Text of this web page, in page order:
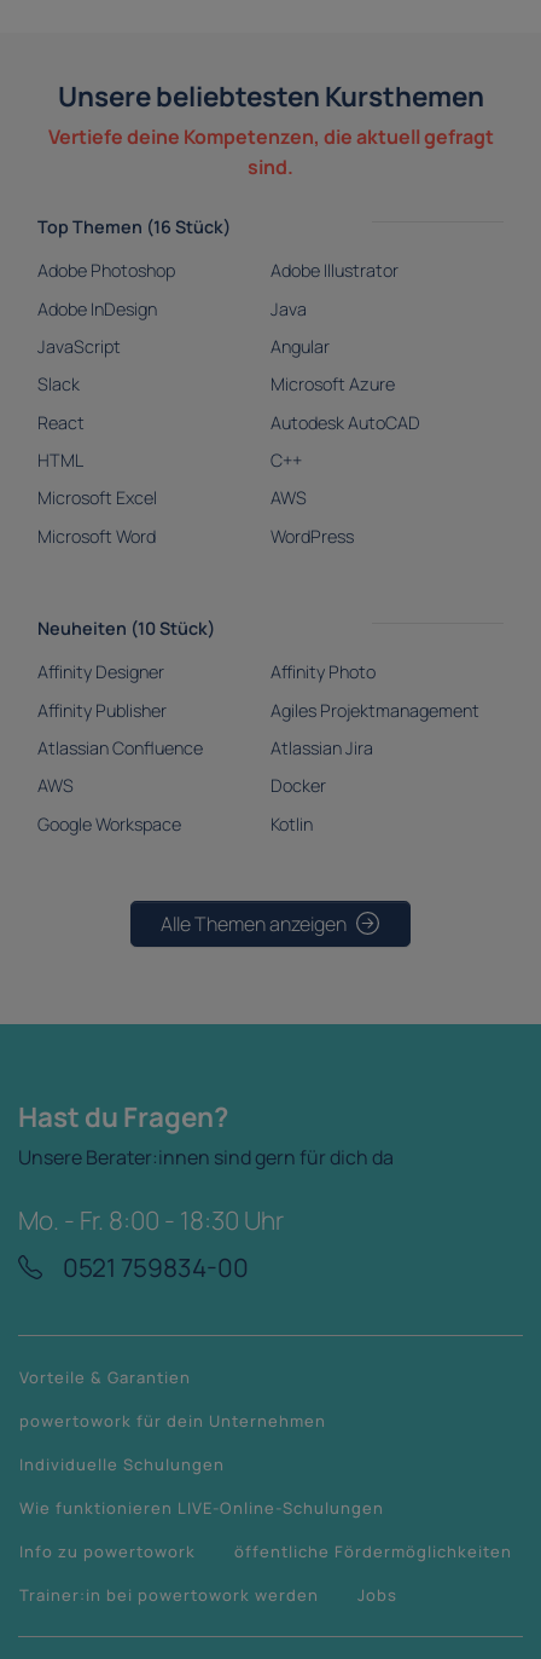
Unsere beliebtesten Kursthemen
Vertiefe deine Kompetenzen, die aktuell gefragt
sind.
Top Themen (16 Stück)
Adobe Photoshop
Adobe Illustrator
Adobe InDesign
Java
JavaScript
Angular
Slack
Microsoft Azure
React
Autodesk AutoCAD
HTML
C++
Microsoft Excel
AWS
Microsoft Word
WordPress
Neuheiten (10 Stück)
Affinity Designer
Affinity Photo
Affinity Publisher
Agiles Projektmanagement
Atlassian Confluence
Atlassian Jira
AWS
Docker
Google Workspace
Kotlin
Alle Themen anzeigen
Hast du Fragen?
Unsere Berater:innen sind gern für dich da
Mo. - Fr. 8:00 - 18:30 Uhr
0521 759834-00
Vorteile & Garantien
powertowork für dein Unternehmen
Individuelle Schulungen
Wie funktionieren LIVE-Online-Schulungen
Info zu powertowork
öffentliche Fördermöglichkeiten
Trainer:in bei powertowork werden
Jobs